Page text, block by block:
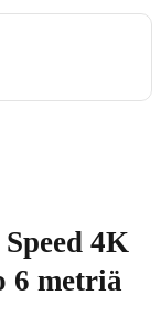
4K
6 metriä